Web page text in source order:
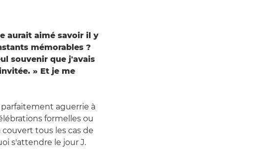
aurait aimé savoir il y
mémorables ?
souvenir que j'avais
» Et je me
aguerrie à
formelles ou
tous les cas de
s'attendre le jour J.